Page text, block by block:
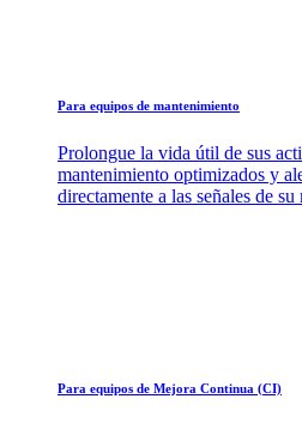
Para equipos de mantenimiento
Prolongue la vida útil de sus
mantenimiento optimizados y
directamente a las señales de su
Para equipos de Mejora Continua (CI)